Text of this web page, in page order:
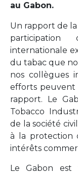
au Gabon.
Un rapport de
internationale
du tabac que
nos collègues
efforts peuvent
rapport. Le
Tobacco
de la société
à la protection
intérêts
Le Gabon est